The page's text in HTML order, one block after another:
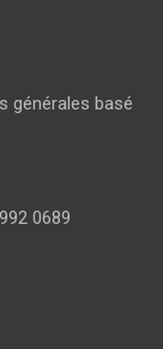
générales basé
0689